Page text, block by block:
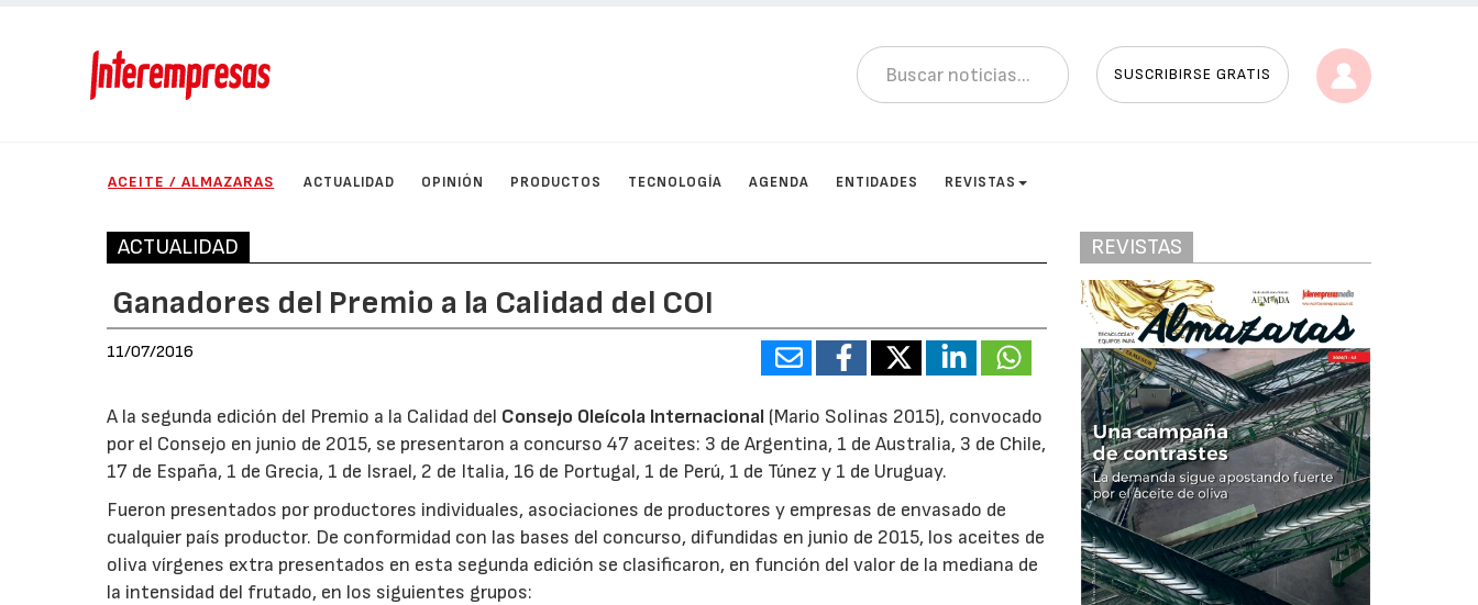
SUSCRIBIRSE GRATIS
ACEITE / ALMAZARAS ACTUALIDAD OPINIÓN PRODUCTOS TECNOLOGÍA AGENDA ENTIDADES REVISTAS
ACTUALIDAD
Ganadores del Premio a la Calidad del COI
11/07/2016
A la segunda edición del Premio a la Calidad del Consejo Oleícola Internacional (Mario Solinas 2015), convocado
por el Consejo en junio de 2015, se presentaron a concurso 47 aceites: 3 de Argentina, 1 de Australia, 3 de Chile,
17 de España, 1 de Grecia, 1 de Israel, 2 de Italia, 16 de Portugal, 1 de Perú, 1 de Túnez y 1 de Uruguay.
Fueron presentados por productores individuales, asociaciones de productores y empresas de envasado de
cualquier país productor. De conformidad con las bases del concurso, difundidas en junio de 2015, los aceites de
oliva vírgenes extra presentados en esta segunda edición se clasificaron, en función del valor de la mediana de
la intensidad del frutado, en los siguientes grupos:
REVISTAS